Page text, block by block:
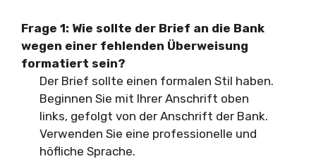
Frage 1: Wie sollte der Brief an die Bank
wegen einer fehlenden Überweisung
formatiert sein?
Der Brief sollte einen formalen Stil haben.
Beginnen Sie mit Ihrer Anschrift oben
links, gefolgt von der Anschrift der Bank.
Verwenden Sie eine professionelle und
höfliche Sprache.